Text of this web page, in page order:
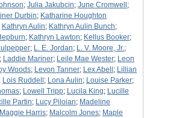
; Julia Jakubcin; June Cromwell ;
Durbin; Katharine Houghton
Kathryn Aulin; Kathryn Aulin Bunch;
; Kathryn Lawton; Kellus Booker;
; L. E. Jordan; L. V. Moore, Jr.;
; Laddie Mariner; Leile Mae Wester; Leon
Woods; Levon Tanner; Lex Abell ; Lillian
; Lois Ruddell ; Lona Aulin; Louise Parker;
; Lowell Tripp; Lucila King; Lucille
Partin; Lucy Piloian; Madeline
Maggie Harris; Malcolm Jones; Maple